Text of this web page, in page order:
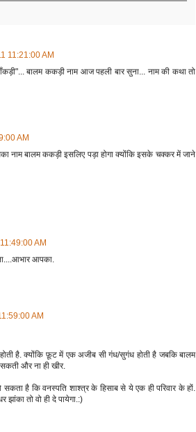
11:21:00 AM
बालम ककड़ी नाम आज पहली बार सुना... नाम की कथा तो
AM
बालम ककड़ी इसलिए पड़ा होगा क्योंकि इसके चक्कर में जाने
AM
आपका.
AM
है. क्योंकि फ़ूट में एक अजीब सी गंध/सुगंध होती है जबकि बालम
और ना ही खीर.
है कि वनस्पति शाश्त्र के हिसाब से ये एक ही परिवार के हों.
तो वो ही दे पायेगा.:)